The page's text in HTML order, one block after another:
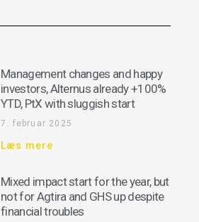
Management changes and happy
investors, Alternus already +100%
YTD, PtX with sluggish start
7. februar 2025
Læs mere
Mixed impact start for the year, but
not for Agtira and GHS up despite
financial troubles